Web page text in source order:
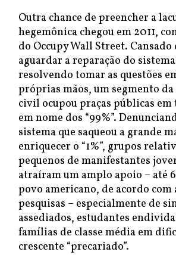
Outra chance de preencher a
hegemônica chegou em 2011,
do Occupy Wall Street. Cansado
aguardar a reparação do
resolvendo tomar as questões
próprias mãos, um segmento da
civil ocupou praças públicas em
em nome dos “99%”.
sistema que saqueou a grande
enriquecer o “1%”, grupos
pequenos de manifestantes
atraíram um amplo apoio – até
povo americano, de acordo com
pesquisas – especialmente de
assediados, estudantes
famílias de classe média em
crescente “precariado”.